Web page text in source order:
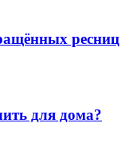
ресниц
для дома?